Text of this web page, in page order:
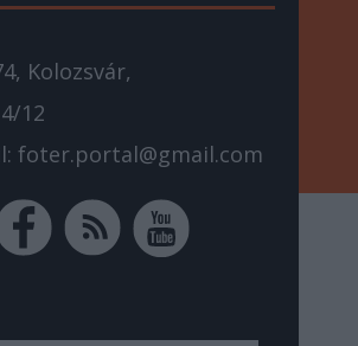
Kolozsvár,
12
foter.portal@gmail.com